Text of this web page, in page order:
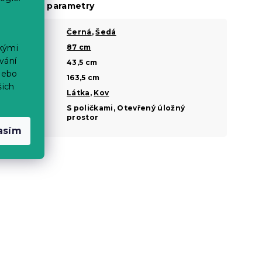
Doplňkové parametry
Černá ,Šedá
? Šířka 87 cm
? Hloubka 43,5 cm
? Výška 163,5 cm
Látka , Kov
prostor
S poličkami, Otevřený úložný
prostor